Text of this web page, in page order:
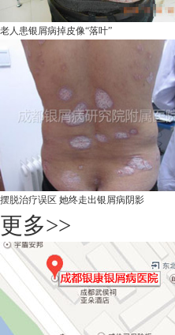
老人患银屑病掉皮像“落叶”
摆脱治疗误区 她终走出银屑病阴影
更多>>